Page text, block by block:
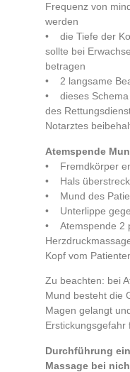
Frequenz von
werden
• die Tiefe der
sollte bei
betragen
• 2 langsame
• dieses Schema
des
Notarztes
Atemspende
• Fremdkörper
• Hals
• Mund des
• Unterlippe
• Atemspende 2
Kopf vom
Zu beachten: bei
Mund besteht die
Magen gelangt
Erstickungsgefahr
Durchführung
Massage bei